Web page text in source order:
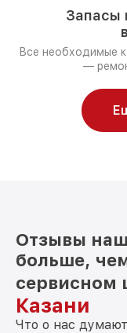
Запасы
Все необходимые
—
Отзывы
больше,
сервисном
Казани
Что о нас